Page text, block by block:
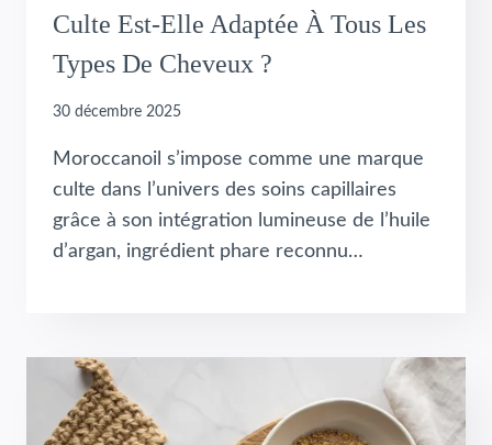
Culte Est-Elle Adaptée À Tous Les
Types De Cheveux ?
30 décembre 2025
Moroccanoil s’impose comme une marque
culte dans l’univers des soins capillaires
grâce à son intégration lumineuse de l’huile
d’argan, ingrédient phare reconnu…